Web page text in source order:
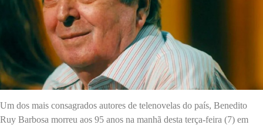
Um dos mais consagrados autores de telenovelas do país, Benedito
Ruy Barbosa morreu aos 95 anos na manhã desta terça-feira (7) em